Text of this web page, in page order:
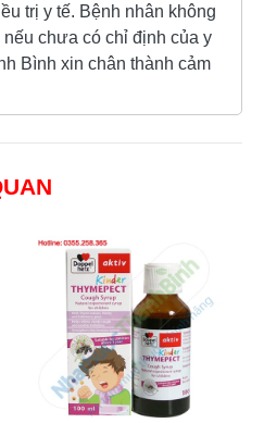
trị y tế. Bệnh nhân không
chưa có chỉ định của y
Bình xin chân thành cảm